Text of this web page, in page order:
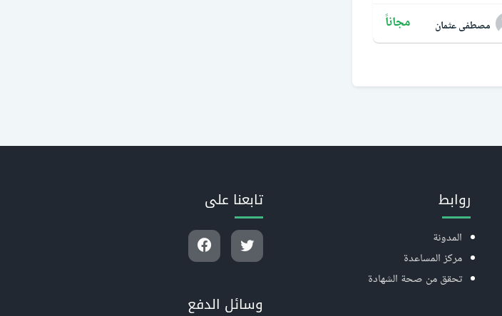
مصطفى عثمان مجاناً
روابط
المدونة
مركز المساعدة
تحقق من صحة الشهادة
تابعنا على
وسائل الدفع